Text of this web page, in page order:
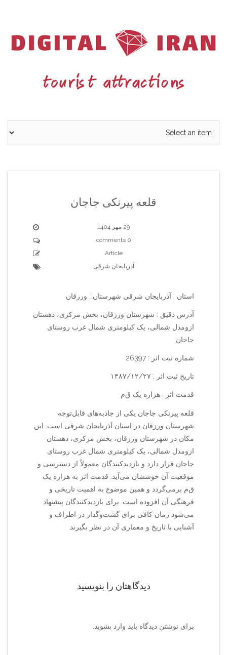
قلعه پیرنکی جاجان
29 مهر 1404
0 comments
Article
آذربایجان شرقی
استان : آذربایجان شرقی شهرستان : ورزقان
آدرس دقیق : شهرستان ورزقان، بخش مرکزی، دهستان
ازومدل شمالی، یک کیلومتری شمال غرب روستای
جاجان
شماره ثبت اثر : 26397
تاریخ ثبت اثر : ۱۳۸۷/۱۲/۲۷
قدمت اثر : هزاره یک ق‌م‌
قلعه پیرنکی جاجان یکی از جاذبه‌های قابل‌توجه
شهرستان ورزقان در استان آذربایجان شرقی است. این
مکان در شهرستان ورزقان، بخش مرکزی، دهستان
ازومدل شمالی، یک کیلومتری شمال غرب روستای
جاجان قرار دارد و بازدیدکنندگان معمولاً از دسترسی و
موقعیت آن خوششان می‌آید. قدمت اثر به هزاره یک
ق‌م‌ برمی‌گردد و همین موضوع به اهمیت تاریخی و
فرهنگی آن افزوده است. برای بازدیدکنندگان پیشنهاد
می‌شود زمان کافی برای گشت‌وگذار در اطراف و
آشنایی با تاریخ و معماری آن در نظر بگیرند.
دیدگاهتان را بنویسید
برای نوشتن دیدگاه باید وارد بشوید